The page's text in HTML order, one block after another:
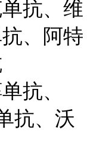
抗、维
、阿特
抗、
抗、沃